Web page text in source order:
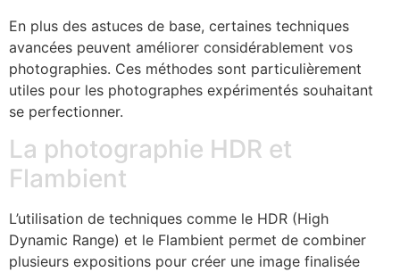
En plus des astuces de base, certaines techniques
avancées peuvent améliorer considérablement vos
photographies. Ces méthodes sont particulièrement
utiles pour les photographes expérimentés souhaitant
se perfectionner.
La photographie HDR et
Flambient
L’utilisation de techniques comme le HDR (High
Dynamic Range) et le Flambient permet de combiner
plusieurs expositions pour créer une image finalisée